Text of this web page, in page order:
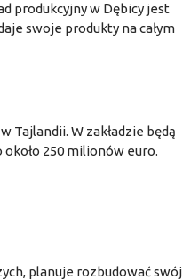
produkcyjny w Dębicy jest
swoje produkty na całym
Tajlandii. W zakładzie będą
250 milionów euro.
planuje rozbudować swój